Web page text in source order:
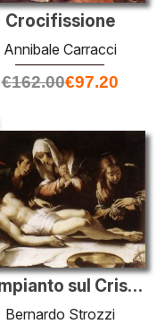
Crocifissione
Annibale Carracci
€162.00€97.20
Compianto sul Cristo morto
Bernardo Strozzi